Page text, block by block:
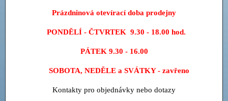
Prázdninová otevírací doba prodejny
PONDĚLÍ - ČTVRTEK 9.30 - 18.00 hod.
PÁTEK 9.30 - 16.00
SOBOTA, NEDĚLE a SVÁTKY - zavřeno
Kontakty pro objednávky nebo dotazy